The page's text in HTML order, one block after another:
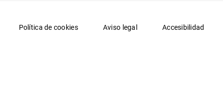
Política de cookies Aviso legal Accesibilidad